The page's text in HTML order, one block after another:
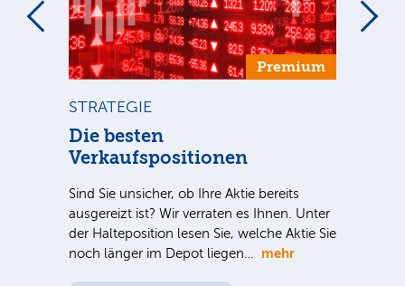
Premium
STRATEGIE
Die besten
Verkaufspositionen
Sind Sie unsicher, ob Ihre Aktie bereits
ausgereizt ist? Wir verraten es Ihnen. Unter
der Halteposition lesen Sie, welche Aktie Sie
noch länger im Depot liegen… mehr